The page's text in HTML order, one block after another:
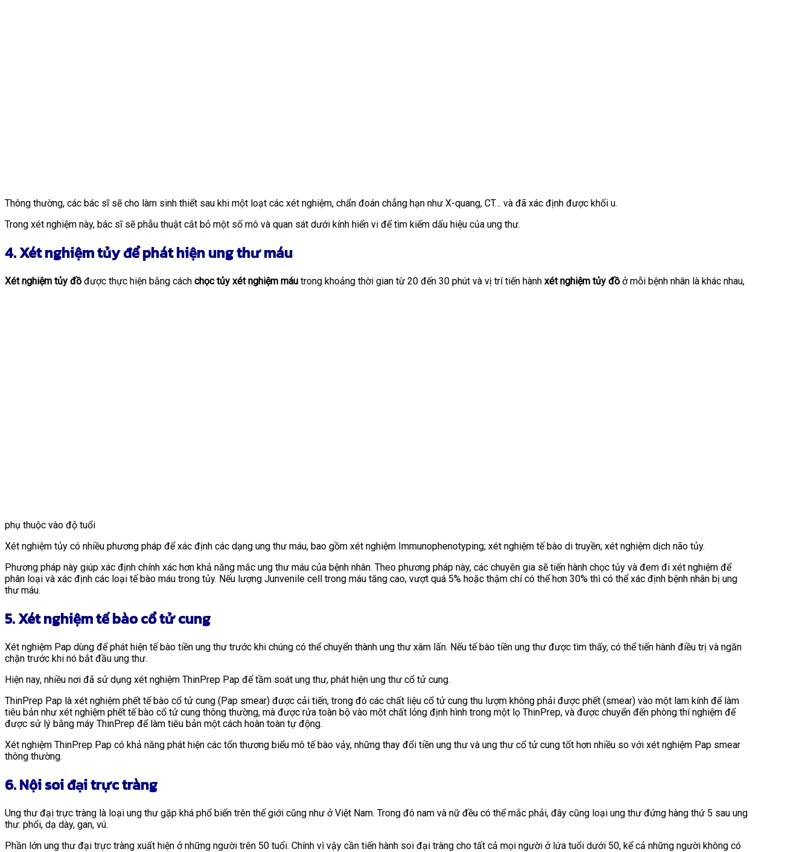
Thông thường, các bác sĩ sẽ cho làm sinh thiết sau khi một loạt các xét nghiệm, chẩn đoán chẳng hạn như X-quang, CT… và đã xác định được khối u.
Trong xét nghiệm này, bác sĩ sẽ phẫu thuật cắt bỏ một số mô và quan sát dưới kính hiển vi để tìm kiếm dấu hiệu của ung thư.
4. Xét nghiệm tủy để phát hiện ung thư máu
Xét nghiệm tủy đồ được thực hiện bằng cách chọc tủy xétnghiệm máu trong khoảng thời gian từ 20 đến 30 phút và vị trí tiến hành xét nghiệm tủy đồ ở mỗi bệnh nhân là khác nhau,
phụ thuộc vào độ tuổi
Xét nghiệm tủy có nhiều phương pháp để xác định các dạng ung thư máu, bao gồm xét nghiệm Immunophenotyping; xét nghiệm tế bào di truyền; xét nghiệm dịch não tủy.
Phương pháp này giúp xác định chính xác hơn khả năng mắc ung thư máu của bệnh nhân. Theo phương pháp này, các chuyên gia sẽ tiến hành chọc tủy và đem đi xét nghiệm để
phân loại và xác định các loại tế bào máu trong tủy. Nếu lượng Junvenile cell trong máu tăng cao, vượt quá 5% hoặc thậm chí có thể hơn 30% thì có thể xác định bệnh nhân bị ung
thư máu.
5. Xét nghiệm tế bào cổ tử cung
Xét nghiệm Pap dùng để phát hiện tế bào tiền ung thư trước khi chúng có thể chuyển thành ung thư xâm lấn. Nếu tế bào tiền ung thư được tìm thấy, có thể tiến hành điều trị và ngăn
chặn trước khi nó bắt đầu ung thư.
Hiện nay, nhiều nơi đã sử dụng xét nghiệm ThinPrep Pap để tầm soát ung thư, phát hiện ung thư cổ tử cung.
ThinPrep Pap là xét nghiệm phết tế bào cổ tử cung (Pap smear) được cải tiến, trong đó các chất liệu cổ tử cung thu lượm không phải được phết (smear) vào một lam kính để làm
tiêu bản như xét nghiệm phết tế bào cổ tử cung thông thường, mà được rửa toàn bộ vào một chất lỏng định hình trong một lọ ThinPrep, và được chuyển đến phòng thí nghiệm để
được sử lý bằng máy ThinPrep để làm tiêu bản một cách hoàn toàn tự động.
Xét nghiệm ThinPrep Pap có khả năng phát hiện các tổn thương biểu mô tế bào vảy, những thay đổi tiền ung thư và ung thư cổ tử cung tốt hơn nhiều so với xét nghiệm Pap smear
thông thường.
6. Nội soi đại trực tràng
Ung thư đại trực tràng là loại ung thư gặp khá phổ biến trên thế giới cũng như ở Việt Nam. Trong đó nam và nữ đều có thể mắc phải, đây cũng loại ung thư đứng hàng thứ 5 sau ung
thư: phổi, dạ dày, gan, vú.
Phần lớn ung thư đại trực tràng xuất hiện ở những người trên 50 tuổi. Chính vì vậy cần tiến hành soi đại tràng cho tất cả mọi người ở lứa tuổi dưới 50, kể cả những người không có